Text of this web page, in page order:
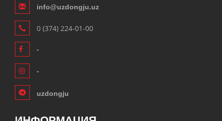
info@uzdongju.uz
0 (374) 224-01-00
-
-
uzdongju